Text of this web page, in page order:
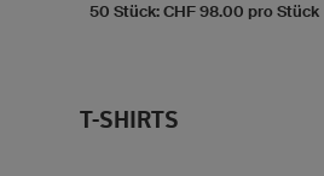
50 Stück: CHF 98.00 pro Stück
T-SHIRTS